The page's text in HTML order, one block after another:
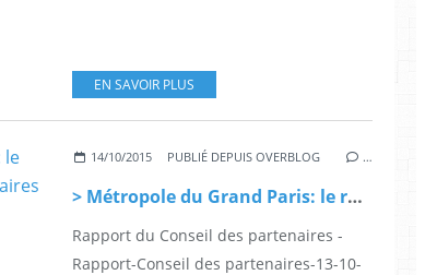
EN SAVOIR PLUS
14/10/2015 PUBLIÉ DEPUIS OVERBLOG …
> Métropole du Grand Paris: le rapport du Conseil des partenaires
Rapport du Conseil des partenaires -
Rapport-Conseil des partenaires-13-10-